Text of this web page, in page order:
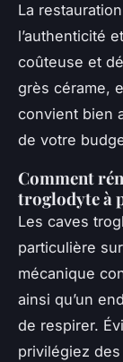
La
l’authenticité
coûteuse et
grès cérame,
convient bien
de votre
Comment
troglodyte à
Les caves
particulière
mécanique
ainsi qu’un
de respirer.
privilégiez